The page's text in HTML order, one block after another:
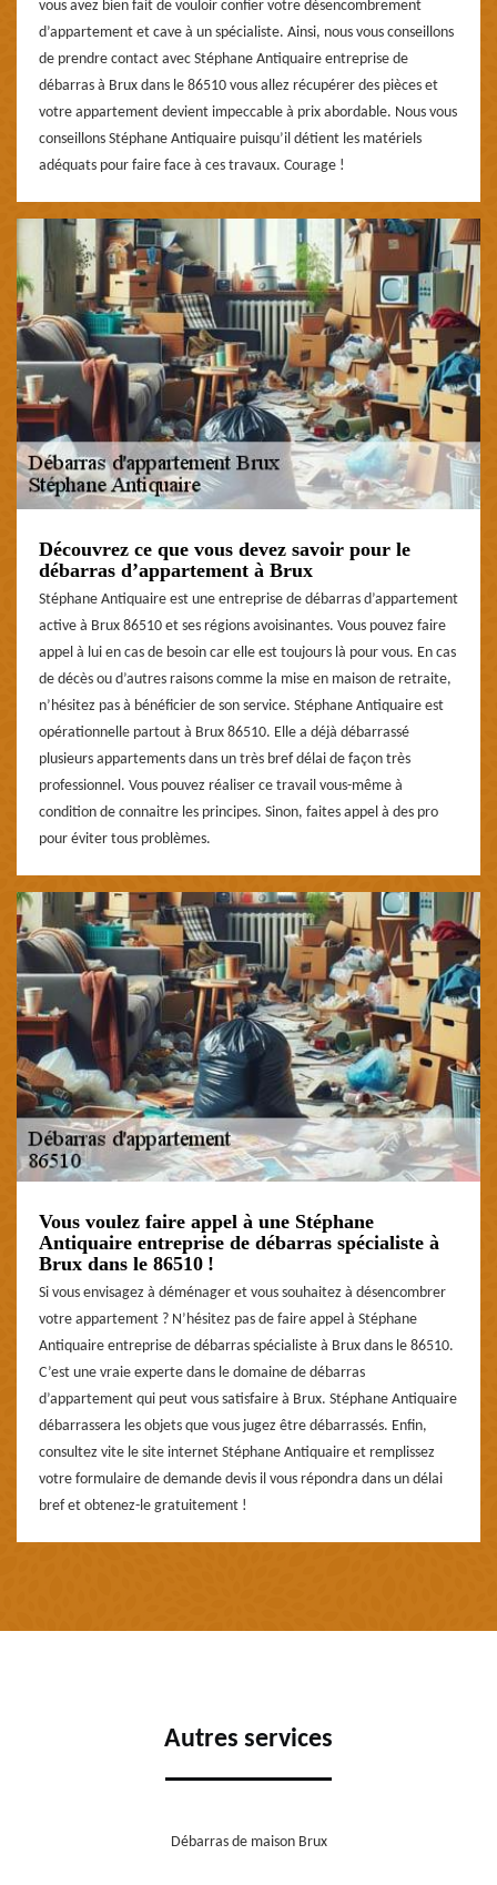
vous avez bien fait de vouloir confier votre désencombrement
d’appartement et cave à un spécialiste. Ainsi, nous vous conseillons
de prendre contact avec Stéphane Antiquaire entreprise de
débarras à Brux dans le 86510 vous allez récupérer des pièces et
votre appartement devient impeccable à prix abordable. Nous vous
conseillons Stéphane Antiquaire puisqu’il détient les matériels
adéquats pour faire face à ces travaux. Courage !
Découvrez ce que vous devez savoir pour le
débarras d’appartement à Brux
Stéphane Antiquaire est une entreprise de débarras d’appartement
active à Brux 86510 et ses régions avoisinantes. Vous pouvez faire
appel à lui en cas de besoin car elle est toujours là pour vous. En cas
de décès ou d’autres raisons comme la mise en maison de retraite,
n’hésitez pas à bénéficier de son service. Stéphane Antiquaire est
opérationnelle partout à Brux 86510. Elle a déjà débarrassé
plusieurs appartements dans un très bref délai de façon très
professionnel. Vous pouvez réaliser ce travail vous-même à
condition de connaitre les principes. Sinon, faites appel à des pro
pour éviter tous problèmes.
Vous voulez faire appel à une Stéphane
Antiquaire entreprise de débarras spécialiste à
Brux dans le 86510 !
Si vous envisagez à déménager et vous souhaitez à désencombrer
votre appartement ? N’hésitez pas de faire appel à Stéphane
Antiquaire entreprise de débarras spécialiste à Brux dans le 86510.
C’est une vraie experte dans le domaine de débarras
d’appartement qui peut vous satisfaire à Brux. Stéphane Antiquaire
débarrassera les objets que vous jugez être débarrassés. Enfin,
consultez vite le site internet Stéphane Antiquaire et remplissez
votre formulaire de demande devis il vous répondra dans un délai
bref et obtenez-le gratuitement !
Autres services
Débarras de maison Brux